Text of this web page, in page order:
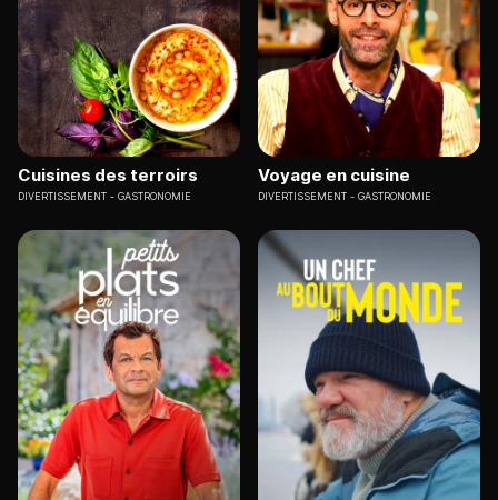
Cuisines des terroirs
DIVERTISSEMENT GASTRONOMIE
Voyage en cuisine
DIVERTISSEMENT GASTRONOMIE